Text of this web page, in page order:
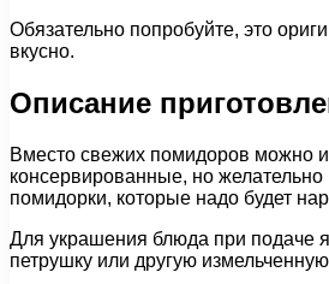
Обязательно попробуйте, это
вкусно.
Описание
Вместо свежих помидоров можно
консервированные, но
помидорки, которые надо будет
Для украшения блюда при подаче
петрушку или другую